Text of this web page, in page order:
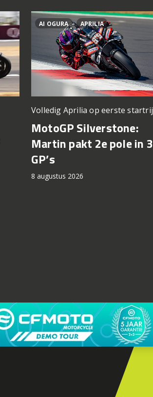
AI OGURA APRILIA
Volledig Aprilia op eerste startrij
MotoGP Silverstone:
Martin pakt 2e pole in 3
GP’s
8 augustus 2026